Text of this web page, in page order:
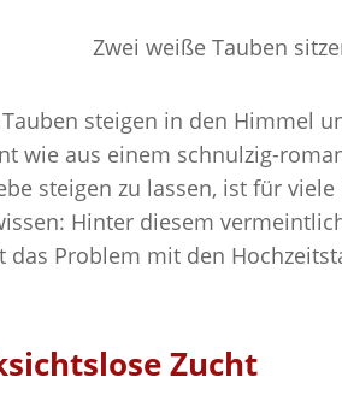
steigen in den Himmel
wie aus einem schnulzig-
steigen zu lassen, ist für
Hinter diesem
das Problem mit den
Zucht